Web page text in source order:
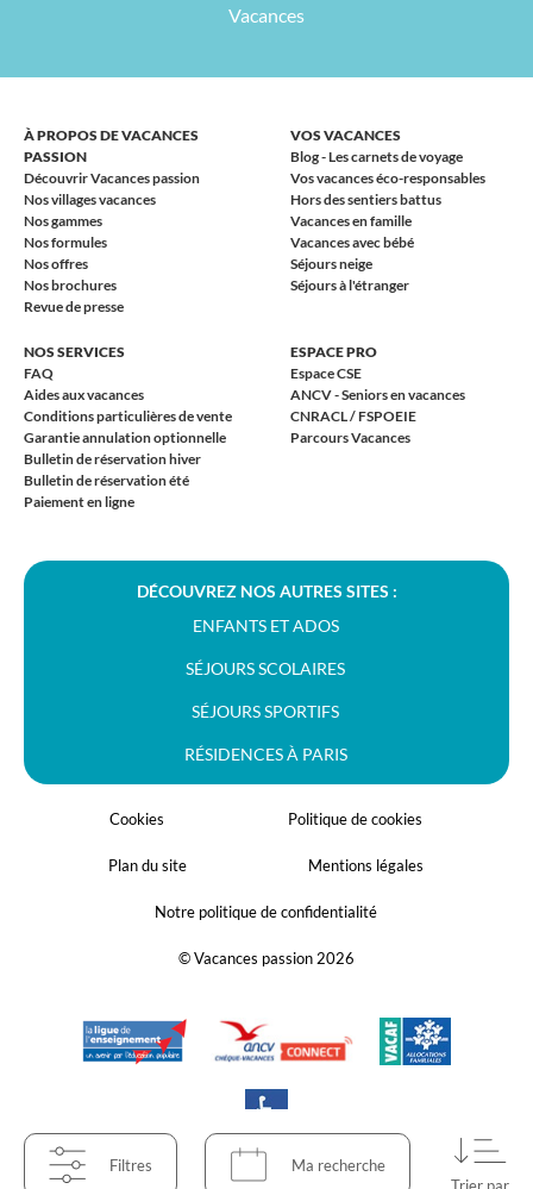
Filtres
Ma recherche
Vacances
À PROPOS DE VACANCES
PASSION
Découvrir Vacances passion
Nos villages vacances
Nos gammes
Nos formules
Nos offres
Nos brochures
Revue de presse
VOS VACANCES
Blog - Les carnets de voyage
Vos vacances éco-responsables
Hors des sentiers battus
Vacances en famille
Vacances avec bébé
Séjours neige
Séjours à l'étranger
NOS SERVICES
FAQ
Aides aux vacances
Conditions particulières de vente
Garantie annulation optionnelle
Bulletin de réservation hiver
Bulletin de réservation été
Paiement en ligne
ESPACE PRO
Espace CSE
ANCV - Seniors en vacances
CNRACL / FSPOEIE
Parcours Vacances
DÉCOUVREZ NOS AUTRES SITES :
ENFANTS ET ADOS
SÉJOURS SCOLAIRES
SÉJOURS SPORTIFS
RÉSIDENCES À PARIS
Cookies Politique de cookies
Plan du site Mentions légales
Notre politique de confidentialité
© Vacances passion 2026